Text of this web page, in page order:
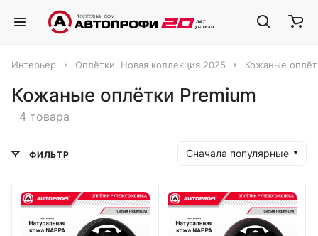
Интерьер Оплётки. Новая коллекция 2025 Кожаные
Кожаные оплётки Premium
4 товара
ФИЛЬТР Сначала популярные